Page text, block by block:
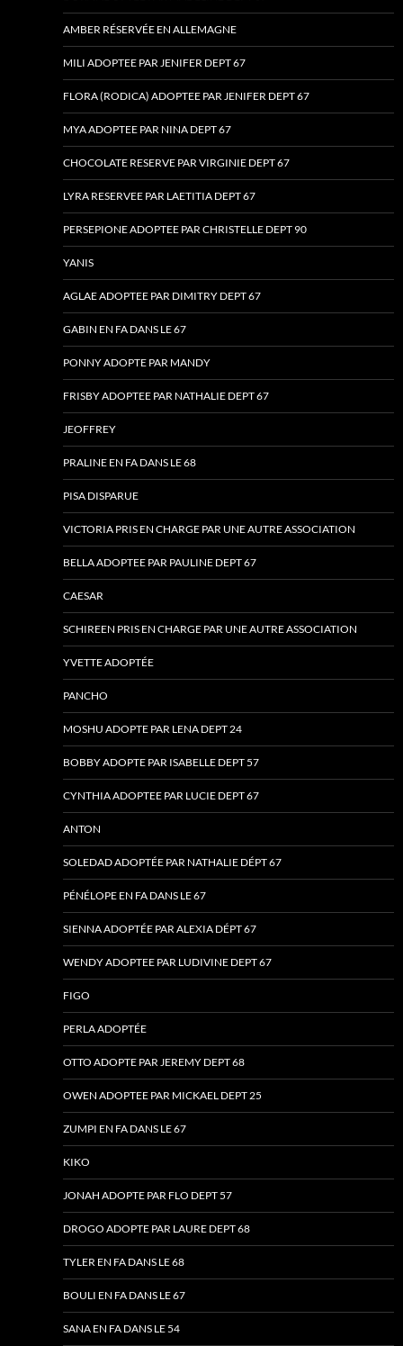
AMBER RÉSERVÉE EN ALLEMAGNE
MILI ADOPTEE PAR JENIFER DEPT 67
FLORA (RODICA) ADOPTEE PAR JENIFER DEPT 67
MYA ADOPTEE PAR NINA DEPT 67
CHOCOLATE RESERVE PAR VIRGINIE DEPT 67
LYRA RESERVEE PAR LAETITIA DEPT 67
PERSEPIONE ADOPTEE PAR CHRISTELLE DEPT 90
YANIS
AGLAE ADOPTEE PAR DIMITRY DEPT 67
GABIN EN FA DANS LE 67
PONNY ADOPTE PAR MANDY
FRISBY ADOPTEE PAR NATHALIE DEPT 67
JEOFFREY
PRALINE EN FA DANS LE 68
PISA DISPARUE
VICTORIA PRIS EN CHARGE PAR UNE AUTRE ASSOCIATION
BELLA ADOPTEE PAR PAULINE DEPT 67
CAESAR
SCHIREEN PRIS EN CHARGE PAR UNE AUTRE ASSOCIATION
YVETTE ADOPTÉE
PANCHO
MOSHU ADOPTE PAR LENA DEPT 24
BOBBY ADOPTE PAR ISABELLE DEPT 57
CYNTHIA ADOPTEE PAR LUCIE DEPT 67
ANTON
SOLEDAD ADOPTÉE PAR NATHALIE DÉPT 67
PÉNÉLOPE EN FA DANS LE 67
SIENNA ADOPTÉE PAR ALEXIA DÉPT 67
WENDY ADOPTEE PAR LUDIVINE DEPT 67
FIGO
PERLA ADOPTÉE
OTTO ADOPTE PAR JEREMY DEPT 68
OWEN ADOPTEE PAR MICKAEL DEPT 25
ZUMPI EN FA DANS LE 67
KIKO
JONAH ADOPTE PAR FLO DEPT 57
DROGO ADOPTE PAR LAURE DEPT 68
TYLER EN FA DANS LE 68
BOULI EN FA DANS LE 67
SANA EN FA DANS LE 54